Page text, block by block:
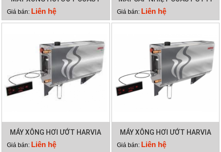
ST15
Giá bán: Liên hệ Giá bán: Liên hệ
MÁY XÔNG HƠI ƯỚT HARVIA
HGX15
Giá bán: Liên hệ
MÁY XÔNG HƠI ƯỚT HARVIA
HGX11
Giá bán: Liên hệ